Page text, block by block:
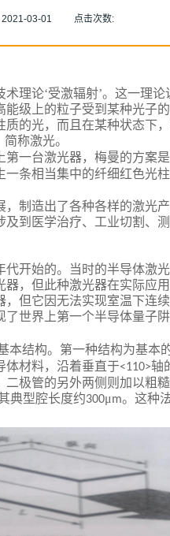
2021-03-01 点击次数:
理论‘受激辐射’。这一理
能级上的粒子受到某种光子
质的光，而且在某种状态下
称激光。
第一台激光器，梅曼的方案
条相当集中的纤细红色光
制造出了各种各样的激光
到医学治疗、工业切割、
代开始的。当时的半导体激
，但此种激光器在实际应
但它因无法实现室温下连
了世界上第一个半导体量子
本结构。第一种结构为基本
体材料，沿着垂直于<110>轴
极管的另外两侧则加以粗
典型腔长度约300μm。这种